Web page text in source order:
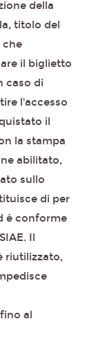
della
titolo del
che
il biglietto
caso di
l'accesso
il
la stampa
abilitato,
sullo
di per
è conforme
Il
riutilizzato,
al